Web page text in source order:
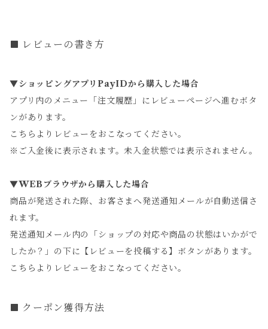
レビューの書き方
▼ショッピングアプリPayIDから購入した場合
アプリ内のメニュー「注文履歴」にレビューページへ進むボタ
ンがあります。
こちらよりレビューをおこなってください。
※ご入金後に表示されます。未入金状態では表示されません。
▼WEBブラウザから購入した場合
商品が発送された際、お客さまへ発送通知メールが自動送信さ
れます。
発送通知メール内の「ショップの対応や商品の状態はいかがで
したか？」の下に【レビューを投稿する】ボタンがあります。
こちらよりレビューをおこなってください。
クーポン獲得方法